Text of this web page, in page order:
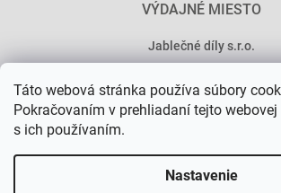
Táto webová stránka používa súbory
Pokračovaním v prehliadaní tejto
s ich používaním.
Nastavenie
VÝDAJNÉ MIESTO
Jablečné díly s.r.o.
101 00 Praha 10
Vytvoril Shoptet Premium